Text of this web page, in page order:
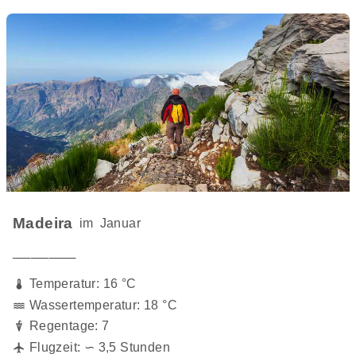
Madeira im Januar
───────
Temperatur: 16 °C
Wassertemperatur: 18 °C
Regentage: 7
Flugzeit: ∽ 3,5 Stunden